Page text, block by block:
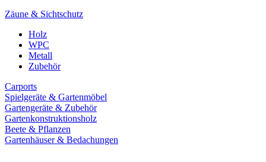
Zäune & Sichtschutz
Holz
WPC
Metall
Zubehör
Carports
Spielgeräte & Gartenmöbel
Gartengeräte & Zubehör
Gartenkonstruktionsholz
Beete & Pflanzen
Gartenhäuser & Bedachungen